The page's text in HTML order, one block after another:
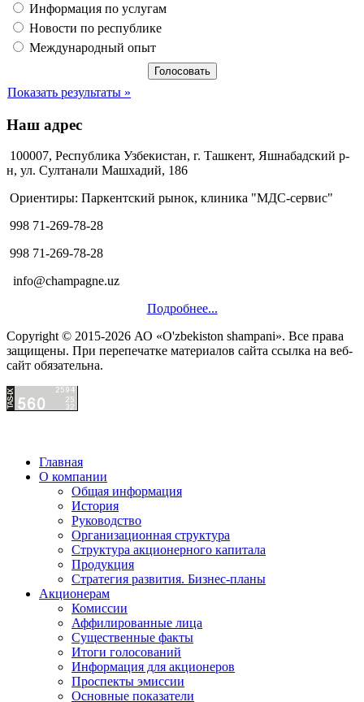
Информация по услугам
Новости по республике
Международный опыт
Показать результаты »
Наш адрес
100007, Республика Узбекистан, г. Ташкент, Яшнабадский р-
н, ул. Султанали Машхадий, 186
Ориентиры: Паркентский рынок, клиника "МДС-сервис"
998 71-269-78-28
998 71-269-78-28
info@champagne.uz
Подробнее...
Copyright © 2015-2026 АО «O'zbekiston shampani». Все права
защищены. При перепечатке материалов сайта ссылка на веб-
сайт обязательна.
Главная
О компании
Общая информация
История
Руководство
Организационная структура
Структура акционерного капитала
Продукция
Стратегия развития. Бизнес-планы
Акционерам
Комиссии
Аффилированные лица
Существенные факты
Итоги голосований
Информация для акционеров
Проспекты эмиссии
Основные показатели